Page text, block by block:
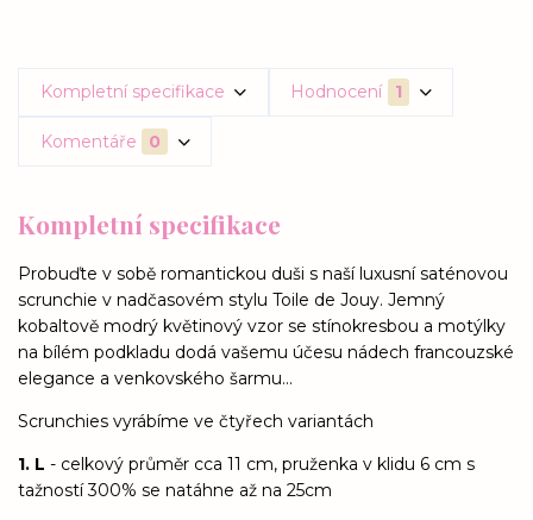
Kompletní specifikace Hodnocení 1
Komentáře 0
Kompletní specifikace
Probuďte v sobě romantickou duši s naší luxusní saténovou
scrunchie v nadčasovém stylu Toile de Jouy. Jemný
kobaltově modrý květinový vzor se stínokresbou a motýlky
na bílém podkladu dodá vašemu účesu nádech francouzské
elegance a venkovského šarmu...
Scrunchies vyrábíme ve čtyřech variantách
1. L - celkový průměr cca 11 cm, pruženka v klidu 6 cm s
tažností 300% se natáhne až na 25cm